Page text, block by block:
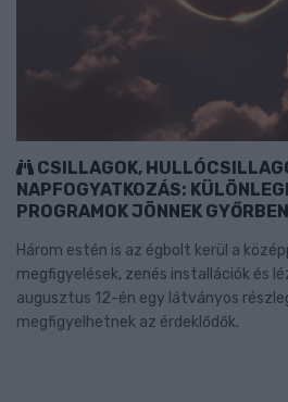
CSILLAGOK,
NAPFOGYATKOZÁS:
PROGRAMOK JÖNNEK
Három estén is az égbolt kerül a
megfigyelések, zenés installációk és
augusztus 12-én egy látványos
megfigyelhetnek az érdeklődők.